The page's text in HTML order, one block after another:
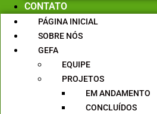
CONTATO
PÁGINA INICIAL
SOBRE NÓS
GEFA
EQUIPE
PROJETOS
EM ANDAMENTO
CONCLUÍDOS